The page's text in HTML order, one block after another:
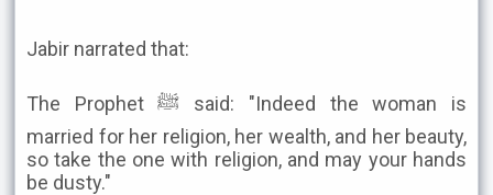
Jabir narrated that:
The Prophet ﷺ said: "Indeed the woman is
married for her religion, her wealth, and her beauty,
so take the one with religion, and may your hands
be dusty."